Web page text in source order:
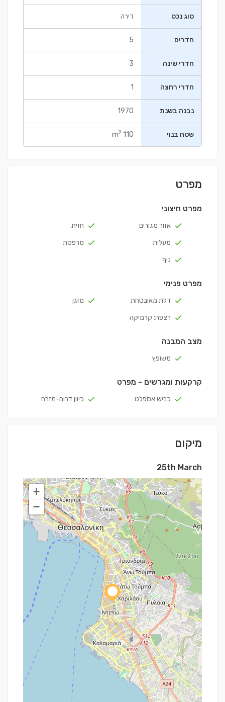
סוג נכס דירה
חדרים 5
חדרי שינה 3
חדרי רחצה 1
נבנה בשנת 1970
שטח בנוי 110 m
2
מפרט
מפרט חיצוני
אזור מגורים
חזית
מעלית
מרפסת
נוף
מפרט פנימי
דלת מאובטחת
מזגן
רצפה: קרמיקה
מצב המבנה
משופץ
קרקעות ומגרשים - מפרט
כביש אספלט כיוון דרום-מזרח
מיקום
25th March
+
−